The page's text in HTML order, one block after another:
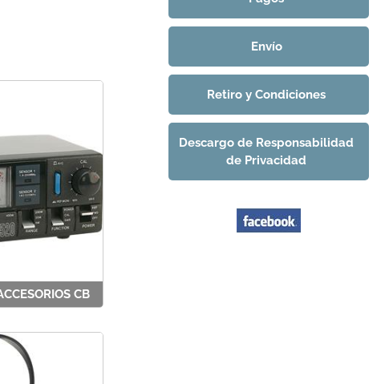
CB
Envío
Retiro y Condiciones
Descargo de Responsabilidad
de Privacidad